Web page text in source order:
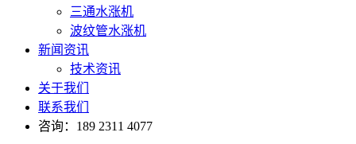
三通水涨机
波纹管水涨机
新闻资讯
技术资讯
关于我们
联系我们
咨询：189 2311 4077